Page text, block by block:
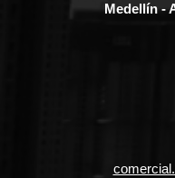
Medellín -